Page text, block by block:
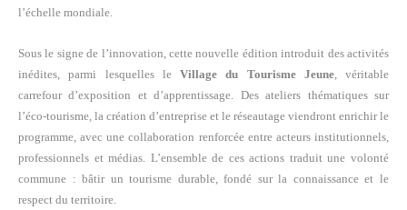
l’échelle mondiale.
Sous le signe de l’innovation, cette nouvelle édition introduit des activités
inédites, parmi lesquelles le Village du Tourisme Jeune, véritable
carrefour d’exposition et d’apprentissage. Des ateliers thématiques sur
l’éco-tourisme, la création d’entreprise et le réseautage viendront enrichir le
programme, avec une collaboration renforcée entre acteurs institutionnels,
professionnels et médias. L’ensemble de ces actions traduit une volonté
commune : bâtir un tourisme durable, fondé sur la connaissance et le
respect du territoire.